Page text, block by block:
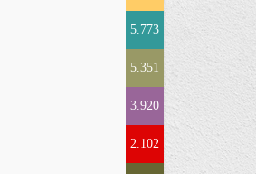
5.773
5.351
3.920
2.102